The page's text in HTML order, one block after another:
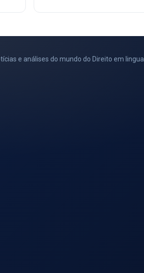
e análises do mundo do Direito em